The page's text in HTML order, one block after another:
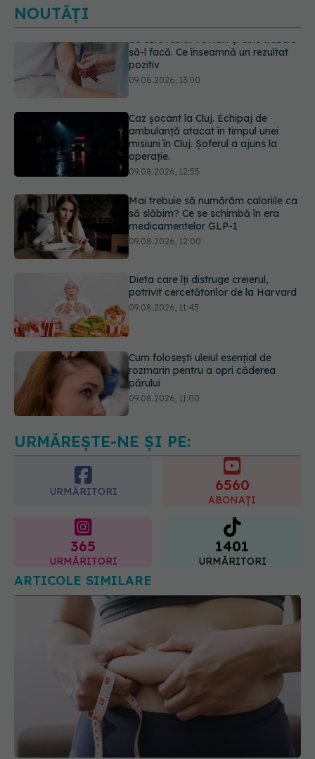
NOUTĂȚI
Caz șocant la Cluj. Echipaj de
ambulanță atacat în timpul unei
misiuni în Cluj. Șoferul a ajuns la
09.08.2026, 12:55
Mai trebuie să numărăm caloriile ca
să slăbim? Ce se schimbă în era
medicamentelor GLP-1
Dieta care îți distruge creierul,
potrivit cercetătorilor de la Harvard
Cum folosești uleiul esențial de
rozmarin pentru a opri căderea
Ce este testul TORCH și cine trebuie
să-l facă. Ce înseamnă un rezultat
URMĂREȘTE-NE ȘI PE:
URMĂRITORI 6560
ABONAȚI
365
URMĂRITORI
1401
URMĂRITORI
ARTICOLE SIMILARE